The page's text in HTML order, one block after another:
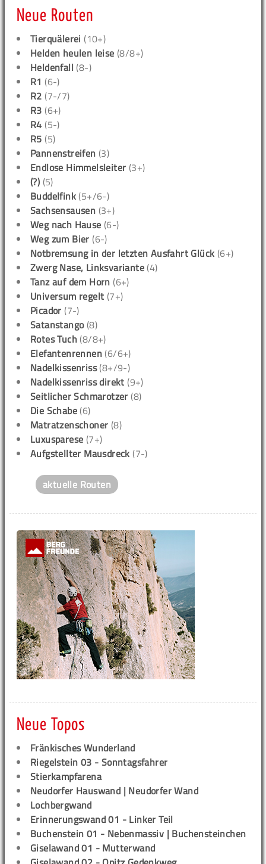
Neue Routen
Tierquälerei (10+)
Helden heulen leise (8/8+)
Heldenfall (8-)
R1 (6-)
R2 (7-/7)
R3 (6+)
R4 (5-)
R5 (5)
Pannenstreifen (3)
Endlose Himmelsleiter (3+)
(?) (5)
Buddelfink (5+/6-)
Sachsensausen (3+)
Weg nach Hause (6-)
Weg zum Bier (6-)
Notbremsung in der letzten Ausfahrt Glück (6+)
Zwerg Nase, Linksvariante (4)
Tanz auf dem Horn (6+)
Universum regelt (7+)
Picador (7-)
Satanstango(8)
Rotes Tuch (8/8+)
Elefantenrennen (6/6+)
Nadelkissenriss(8+/9-)
Nadelkissenriss direkt (9+)
Seitlicher Schmarotzer (8)
Die Schabe (6)
Matratzenschoner (8)
Luxusparese (7+)
Aufgstellter Mausdreck (7-)
aktuelle Routen
Neue Topos
Fränkisches Wunderland
Riegelstein 03 - Sonntagsfahrer
Stierkampfarena
Neudorfer Hauswand | Neudorfer Wand
Lochbergwand
Erinnerungswand 01 - Linker Teil
Buchenstein 01 - Nebenmassiv | Buchensteinchen
Giselawand 01 - Mutterwand